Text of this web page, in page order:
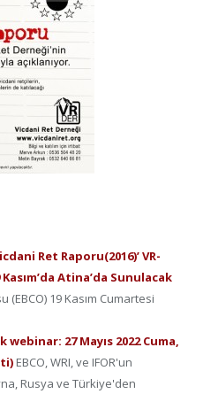
Ret Raporu(2016)’ VR-
Kasım’da Atina’da Sunulacak
19 Kasım Cumartesi
webinar: 27 Mayıs 2022 Cuma,
EBCO, WRI, ve IFOR'un
Rusya ve Türkiye'den